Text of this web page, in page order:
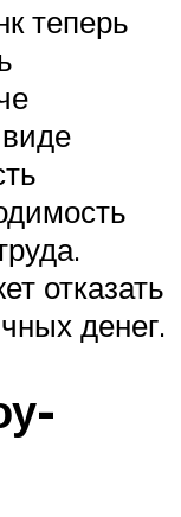
теперь
отказать
денег.